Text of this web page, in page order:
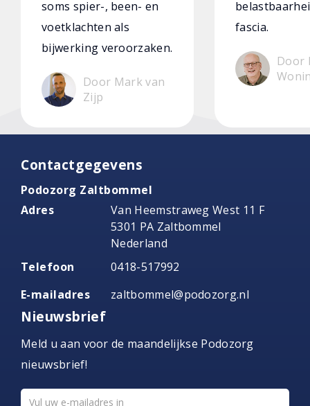
soms spier-, been- en
voetklachten als
bijwerking veroorzaken.
Door Mark van
Zijp
fascia.
Door
Contactgegevens
Podozorg Zaltbommel
Adres
Van Heemstraweg West 11 F
5301 PA Zaltbommel
Nederland
Telefoon
0418-517992
E-mailadres
zaltbommel@podozorg.nl
Nieuwsbrief
Meld u aan voor de maandelijkse Podozorg
nieuwsbrief!